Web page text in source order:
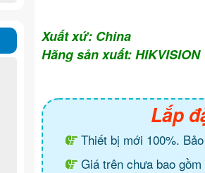
Xuất xứ: China
Hãng sản xuất: HIKVISION
Lắp
Thiết bị mới 100%.
Giá trên chưa bao gồm